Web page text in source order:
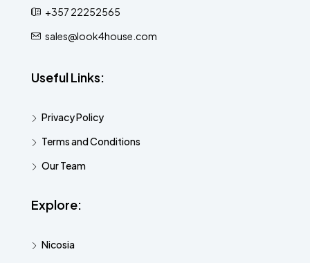
+357 22252565
sales@look4house.com
Useful Links:
Privacy Policy
Terms and Conditions
Our Team
Explore:
Nicosia